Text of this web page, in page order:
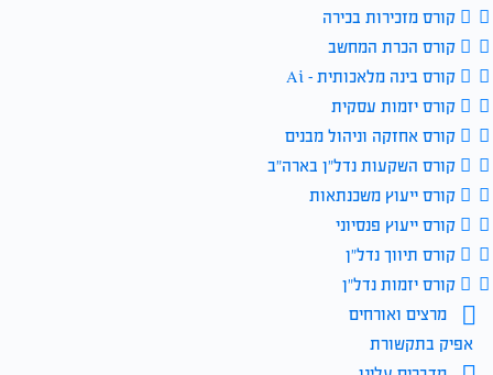
קורס מזכירות בכירה
קורס הכרת המחשב
קורס בינה מלאכותית – Ai
קורס יזמות עסקית
קורס אחזקה וניהול מבנים
קורס השקעות נדל״ן בארה״ב
קורס ייעוץ משכנתאות
קורס ייעוץ פנסיוני
קורס תיווך נדל״ן
קורס יזמות נדל״ן
מרצים ואורחים
אפיק בתקשורת